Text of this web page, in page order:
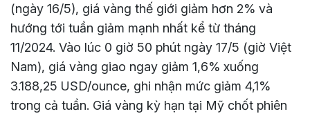
(ngày 16/5), giá vàng thế giới giảm hơn 2% và
hướng tới tuần giảm mạnh nhất kể từ tháng
11/2024. Vào lúc 0 giờ 50 phút ngày 17/5 (giờ Việt
Nam), giá vàng giao ngay giảm 1,6% xuống
3.188,25 USD/ounce, ghi nhận mức giảm 4,1%
trong cả tuần. Giá vàng kỳ hạn tại Mỹ chốt phiên